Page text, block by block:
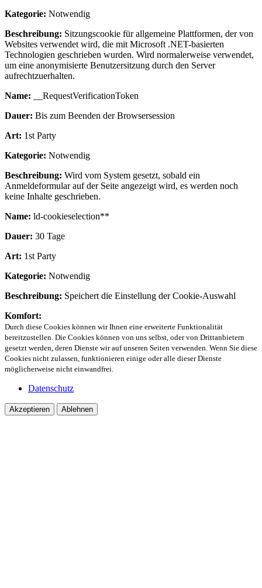
Kategorie: Notwendig
Beschreibung: Sitzungscookie für allgemeine Plattformen, der von
Websites verwendet wird, die mit Microsoft .NET-basierten
Technologien geschrieben wurden. Wird normalerweise verwendet,
um eine anonymisierte Benutzersitzung durch den Server
aufrechtzuerhalten.
Name: __RequestVerificationToken
Dauer: Bis zum Beenden der Browsersession
Art: 1st Party
Kategorie: Notwendig
Beschreibung: Wird vom System gesetzt, sobald ein
Anmeldeformular auf der Seite angezeigt wird, es werden noch
keine Inhalte geschrieben.
Name: ld-cookieselection**
Dauer: 30 Tage
Art: 1st Party
Kategorie: Notwendig
Beschreibung: Speichert die Einstellung der Cookie-Auswahl
Komfort:
Durch diese Cookies können wir Ihnen eine erweiterte Funktionalität
bereitzustellen. Die Cookies können von uns selbst, oder von Drittanbietern
gesetzt werden, deren Dienste wir auf unseren Seiten verwenden. Wenn Sie diese
Cookies nicht zulassen, funktionieren einige oder alle dieser Dienste
möglicherweise nicht einwandfrei.
Datenschutz
Akzeptieren Ablehnen